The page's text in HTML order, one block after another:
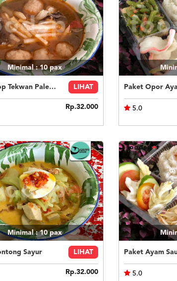
Minimal : 10pax
Paket Sop Tekwan Palembang LIHAT
Rp.32.000
Paket Opor
5.0
Minimal : 10pax
Sayur LIHAT
Rp.32.000
Paket Ayam
5.0